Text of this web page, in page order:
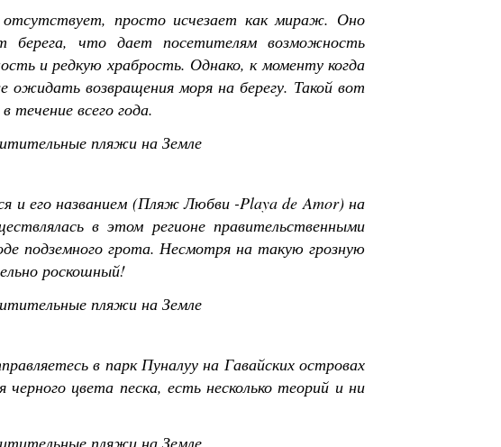
просто исчезает как мираж. Оно
берега, что дает посетителям возможность
и редкую храбрость. Однако, к моменту когда
возвращения моря на берегу. Такой вот
течение всего года.
его названием (Пляж Любви -Playa de Amor) на
в этом регионе правительственными
подземного грота. Несмотря на такую грозную
роскошный!
в парк Пуналуу на Гавайских островах
цвета песка, есть несколько теорий и ни